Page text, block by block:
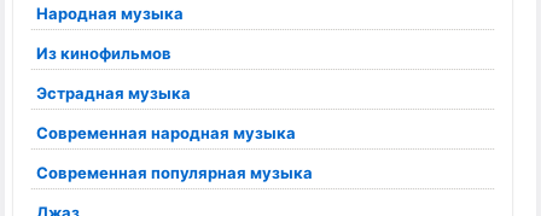
Народная музыка
Из кинофильмов
Эстрадная музыка
Современная народная музыка
Современная популярная музыка